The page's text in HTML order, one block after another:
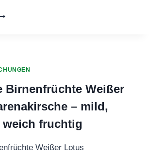
Birnenfrüchte Weißer
– mild,
fruchtig
Weißer Lotus